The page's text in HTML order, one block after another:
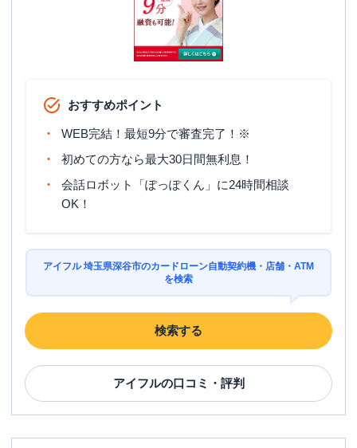
おすすめポイント
WEB完結！最短9分で審査完了！※
初めての方なら最大30日間無利息！
会話ロボット「ぽっぽくん」に24時間相談
OK！
アイフル 埼玉県深谷市のカードローン自動契約機・店舗・ATM
を検索
検索する
アイフルの口コミ・評判